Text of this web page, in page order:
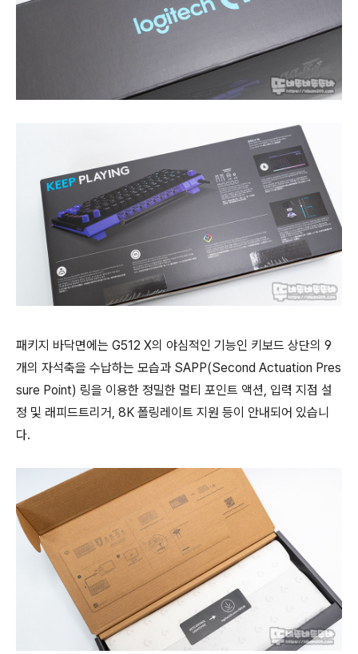
패키지 바닥면에는 G512 X의 야심적인 기능인 키보드 상단의 9
개의 자석축을 수납하는 모습과 SAPP(Second Actuation Pres
sure Point) 링을 이용한 정밀한 멀티 포인트 액션, 입력 지점 설
정 및 래피드트리거, 8K 폴링레이트 지원 등이 안내되어 있습니
다.